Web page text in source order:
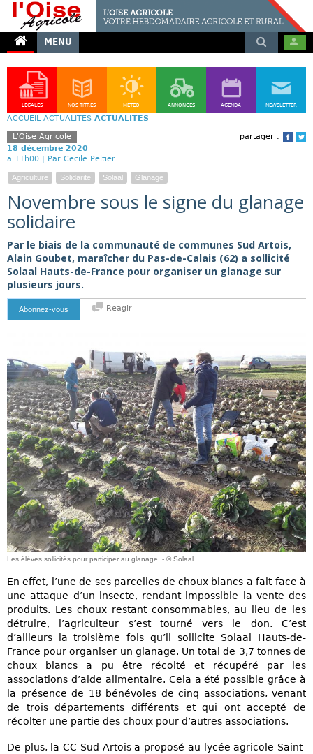
MENU
LÉGALES NOS TITRES MÉTÉO ANNONCES AGENDA NEWSLETTER
ACCUEIL ACTUALITÉS ACTUALITÉS
partager :
L'Oise Agricole
18 décembre 2020
a 11h00 | Par Cecile Peltier
Agriculture Solidarite Solaal Glanage
Novembre sous le signe du glanage
solidaire
Par le biais de la communauté de communes Sud Artois,
Alain Goubet, maraîcher du Pas-de-Calais (62) a sollicité
Solaal Hauts-de-France pour organiser un glanage sur
plusieurs jours.
Abonnez-vous Reagir
Les élèves sollicités pour participer au glanage. - © Solaal
En effet, l’une de ses parcelles de choux blancs a fait face à
une attaque d’un insecte, rendant impossible la vente des
produits. Les choux restant consommables, au lieu de les
détruire, l’agriculteur s’est tourné vers le don. C’est
d’ailleurs la troisième fois qu’il sollicite Solaal Hauts-de-
France pour organiser un glanage. Un total de 3,7 tonnes de
choux blancs a pu être récolté et récupéré par les
associations d’aide alimentaire. Cela a été possible grâce à
la présence de 18 bénévoles de cinq associations, venant
de trois départements différents et qui ont accepté de
récolter une partie des choux pour d’autres associations.
De plus, la CC Sud Artois a proposé au lycée agricole Saint-